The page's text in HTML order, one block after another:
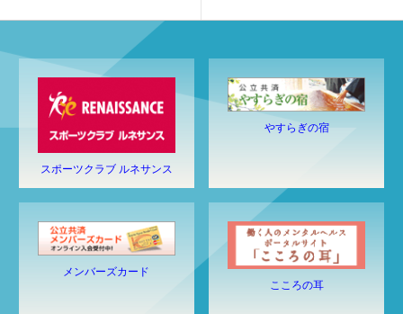
スポーツクラブ ルネサンス
やすらぎの宿
メンバーズカード
こころの耳